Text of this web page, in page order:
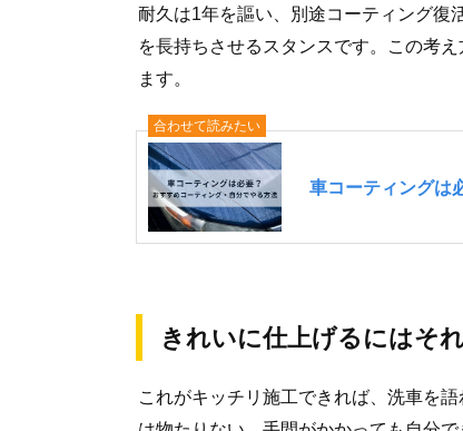
耐久は1年を謳い、別途コーティング復
を長持ちさせるスタンスです。この考
ます。
きれいに仕上げるにはそ
これがキッチリ施工できれば、洗車を